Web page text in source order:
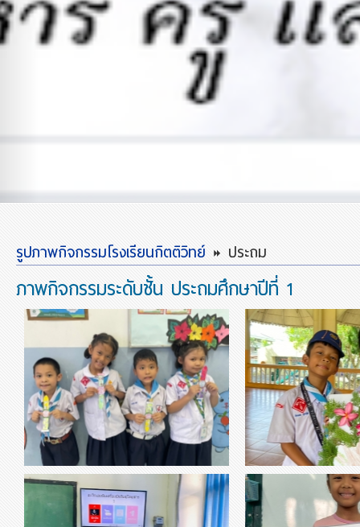
รูปภาพกิจกรรมโรงเรียนกิตติวิทย์ ประถม
ภาพกิจกรรมระดับชั้น ประถมศึกษาปีที่ 1
thumbnail-102599.jpg
นาฬิกามาตราตัวสะกด thumbnail-143797.jpg
งานศิลปะ การสร้าง